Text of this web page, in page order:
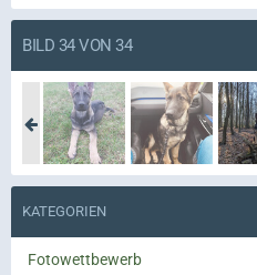
BILD 34 VON 34
KATEGORIEN
Fotowettbewerb